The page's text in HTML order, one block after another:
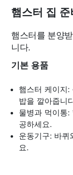
햄스터 집 준
햄스터를 분양
니다.
기본 용품
햄스터 케이지:
밥을 깔아줍니
물병과 먹이통:
공하세요.
운동기구: 바퀴
요.